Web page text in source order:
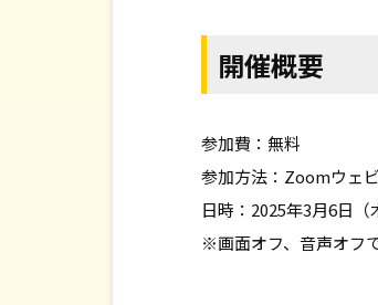
開催概要
参加費：無料
参加方法：Zoomウェ
日時：2025年3月6日（
※画面オフ、音声オフ